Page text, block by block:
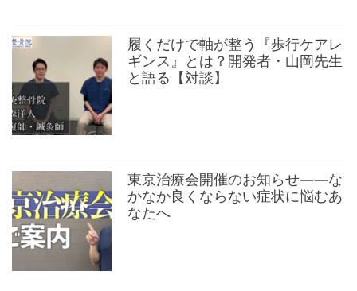
履くだけで軸が整う『歩行ケアレ
ギンス』とは？開発者・山岡先生
と語る【対談】
東京治療会開催のお知らせ——な
かなか良くならない症状に悩むあ
なたへ